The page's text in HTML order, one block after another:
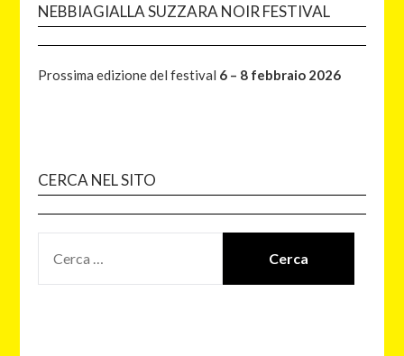
NEBBIAGIALLA SUZZARA NOIR FESTIVAL
Prossima edizione del festival 6 – 8 febbraio 2026
CERCA NEL SITO